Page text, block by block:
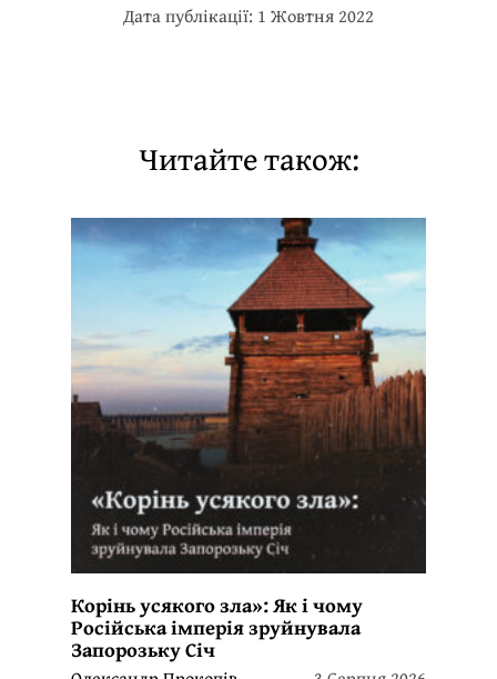
Дата публікації: 1 Жовтня 2022
Читайте також:
Корінь усякого зла»: Як і чому
Російська імперія зруйнувала
Запорозьку Січ